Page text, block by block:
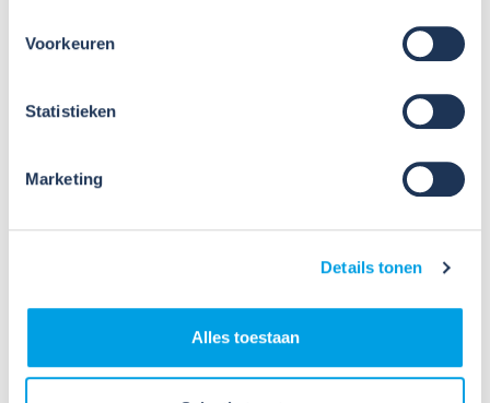
Voorkeuren
Statistieken
Marketing
Details tonen
Alles toestaan
tool: Werken met CHEPP (23
november)
Sinds 1 oktober 2024 kunnen bedrijven die zijn
maken van de nieuwe RI&E-tool CHEPP, speciaal
voor de Installatietechniek. Het opstellen van een